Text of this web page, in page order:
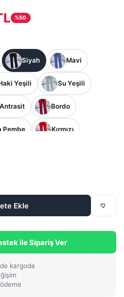
%50
Siyah Mavi
Yeşili Su Yeşili
Antrasit Bordo
Pembe Kırmızı
Ekle
ile Sipariş Ver
kargoda